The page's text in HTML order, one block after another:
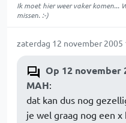
Ik moet hier weer vaker komen...
missen. :-)
zaterdag 12 november 2005
Op 12 november
MAH:
dat kan dus nog
je wel graag nog een